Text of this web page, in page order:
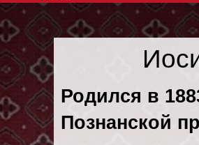
Родился в
Познанской